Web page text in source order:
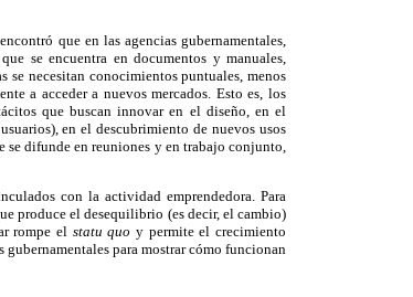
que en las agencias gubernamentales,
se encuentra en documentos y manuales,
se necesitan conocimientos puntuales, menos
a acceder a nuevos mercados. Esto es, los
que buscan innovar en el diseño, en el
en el descubrimiento de nuevos usos
difunde en reuniones y en trabajo conjunto,
con la actividad emprendedora. Para
produce el desequilibrio (es decir, el cambio)
rompe el statu quo y permite el crecimiento
para mostrar cómo funcionan